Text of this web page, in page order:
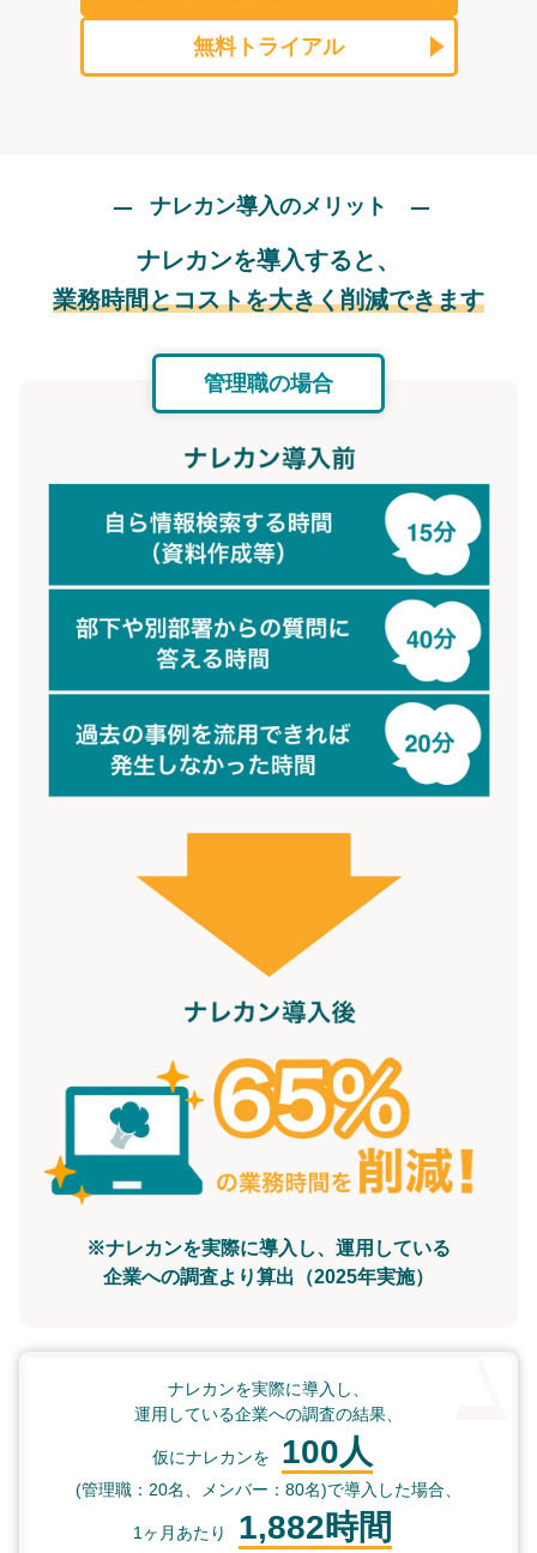
無料トライアル
ナレカン導入のメリット
ナレカンを導入すると、
業務時間とコストを大きく削減できます
管理職の場合
※ナレカンを実際に導入し、運用している
企業への調査より算出（2025年実施）
ナレカンを実際に導入し、
運用している企業への調査の結果、
仮にナレカンを 100人
(管理職：20名、メンバー：80名)で導入した場合、
1ヶ月あたり 1,882時間